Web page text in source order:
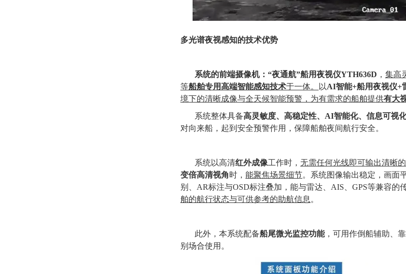
多光谱夜视感知的技术优势
系统的前端摄像机： “夜通航”船用夜视仪YTH636D ， 集高
等船舶专用高端智能感知技术于一体。 以AI智能+船用夜视仪+
境下的清晰成像与全天候智能预警， 为有需求的船舶提供有大
系统整体具备高灵敏度、高稳定性、 AI智能化、 信息可视
对向来船 ，起到安全预警作用，保障船舶夜间航行安全。
系统以高清红外成像工作时 ， 无需任何光线即可输出清晰
变倍高清视角时 ， 能聚焦场景细节。系统图像输出稳定，画面
别
AR标注与OSD标注叠加， 能与雷达、 AIS、GPS等兼容的
舶的航行状态与可供参考的助航信息 。
此外，本系统配备船尾微光监控功能，可用作倒船辅助、
别场合使用。